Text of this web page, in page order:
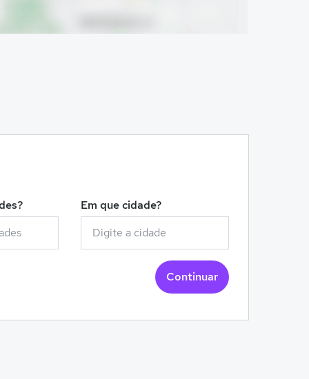
Em que cidade?
Continuar